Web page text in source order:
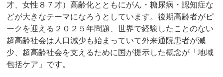
才、女性８７才）高齢化とともにがん・糖尿病・認知症な
どが大きなテーマになろうとしています。後期高齢者がピ
ークを迎える２０２５年問題、世界で経験したことのない
超高齢社会は人口減少も始まっていて外来通院患者が減
少、超高齢社会を支えるために国が提示した概念が「地域
包括ケア」です。